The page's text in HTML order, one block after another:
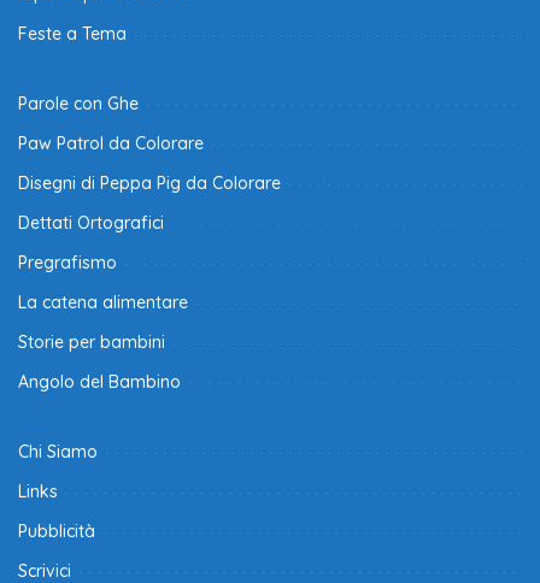
Feste a Tema
Parole con Ghe
Paw Patrol da Colorare
Disegni di Peppa Pig da Colorare
Dettati Ortografici
Pregrafismo
La catena alimentare
Storie per bambini
Angolo del Bambino
Chi Siamo
Links
Pubblicità
Scrivici